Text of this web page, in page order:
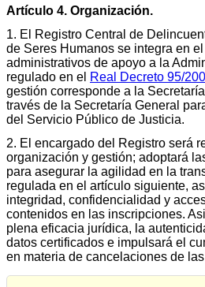
Artículo 4. Organización.
1. El Registro Central de
de Seres Humanos se integra en
administrativos de apoyo a la
regulado en el Real Decreto 95/
gestión corresponde a la
través de la Secretaría General
del Servicio Público de Justicia.
2. El encargado del Registro será
organización y gestión; adoptará
para asegurar la agilidad en la
regulada en el artículo siguiente,
integridad, confidencialidad y
contenidos en las inscripciones.
plena eficacia jurídica, la
datos certificados e impulsará el
en materia de cancelaciones de